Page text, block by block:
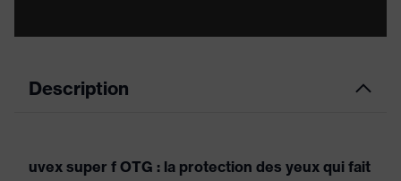
Description
uvex super f OTG : la protection des yeux qui fait